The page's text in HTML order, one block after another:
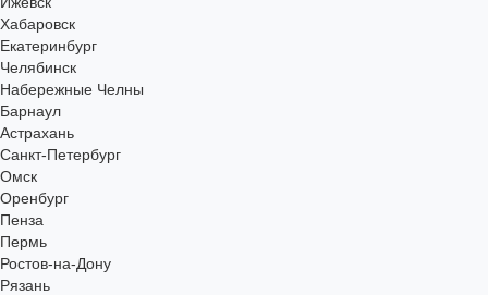
Хабаровск
Екатеринбург
Челябинск
Набережные Челны
Барнаул
Астрахань
Санкт-Петербург
Омск
Оренбург
Пенза
Пермь
Ростов-на-Дону
Рязань